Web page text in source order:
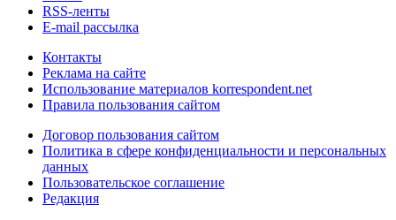
RSS-ленты
E-mail рассылка
Контакты
Реклама на сайте
Использование материалов korrespondent.net
Правила пользования сайтом
Договор пользования сайтом
Политика в сфере конфиденциальности и персональных
данных
Пользовательское соглашение
Редакция